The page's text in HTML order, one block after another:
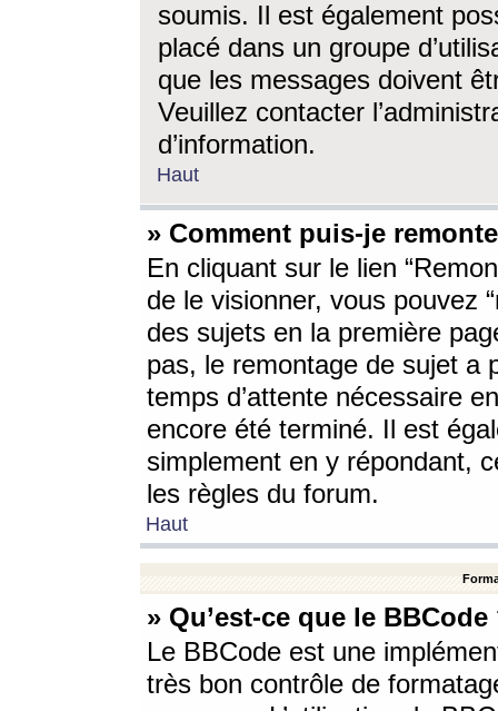
soumis. Il est également
placé dans un groupe
que les messages doivent
Veuillez contacter
d’information.
Haut
» Comment puis-je
En cliquant sur le lien
de le visionner, vous pouvez
des sujets en la première
pas, le remontage de sujet a
temps d’attente nécessaire
encore été terminé. Il est
simplement en y répondant,
les règles du forum.
Haut
» Qu’est-ce que le BBCode
Le BBCode est une
très bon contrôle de